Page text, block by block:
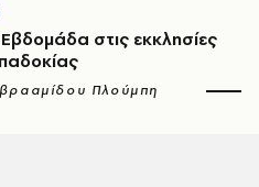
στις εκκλησίες
Πλούμπη